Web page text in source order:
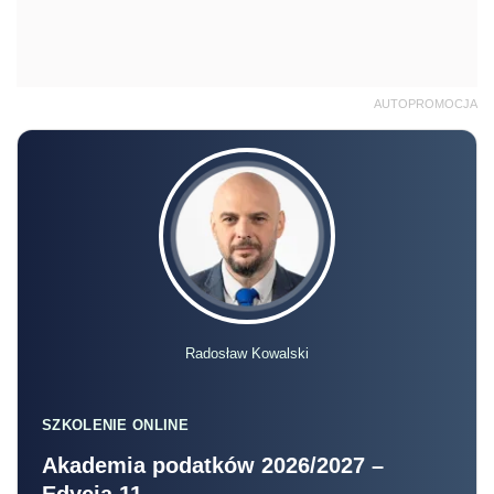
AUTOPROMOCJA
Radosław Kowalski
SZKOLENIE ONLINE
Akademia podatków 2026/2027 –